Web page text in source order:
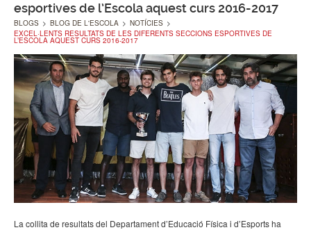
esportives de l’Escola aquest curs 2016-2017
BLOGS > BLOG DE L'ESCOLA > NOTÍCIES >
EXCEL·LENTS RESULTATS DE LES DIFERENTS SECCIONS ESPORTIVES DE
L’ESCOLA AQUEST CURS 2016-2017
La collita de resultats del Departament d’Educació Física i d’Esports ha